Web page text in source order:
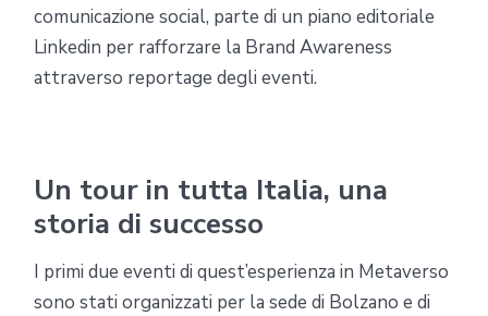
comunicazione social, parte di un piano editoriale
Linkedin per rafforzare la Brand Awareness
attraverso reportage degli eventi.
Un tour in tutta Italia, una
storia di successo
I primi due eventi di quest’esperienza in Metaverso
sono stati organizzati per la sede di Bolzano e di